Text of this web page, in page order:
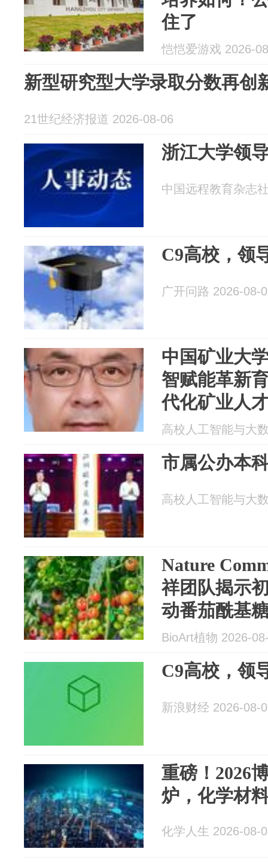
住了
恺恺爱游戏 2026-
新型研究型大学录取分数再创
21世纪经济报道 2026-08-06
浙江大学领
中国远程教育杂志
C9高校，领
广开问路 2026-08-
中国矿业大
智赋能革新
代化矿业人
高校人工智能与大
市属公办本
高校人工智能与大
Nature
祥团队揭示
动番茄酰基
BioArt植物 2026-
C9高校，领
新浪财经 2026-08-
重磅！2026
炉，化学材
化学人生 2026-08-